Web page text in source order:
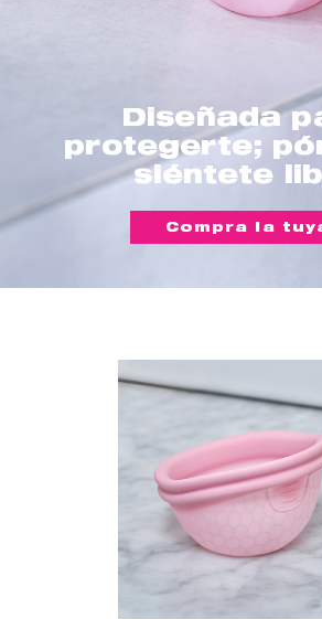
Diseñada
protegerte;
siéntete
Compra la